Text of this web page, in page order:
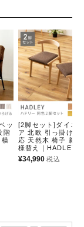
ッ
階
模
[2脚セット]ダイニ
ア 北欧 引っ掛け
応 天然木 椅子 新
様替え｜HADLEY
¥34,990 税込